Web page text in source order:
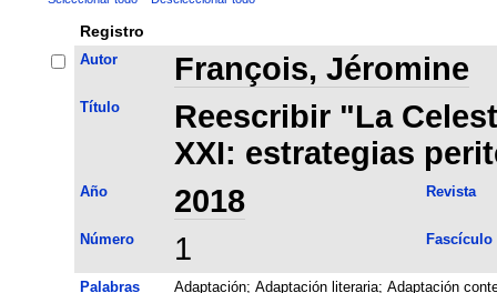
Registro
Autor François, Jéromine
Título
Reescribir "La
XXI: estrategias
Año 2018 Revista
Número 1 Fascículo
Palabras
Adaptación; Adaptación literaria; Adaptación